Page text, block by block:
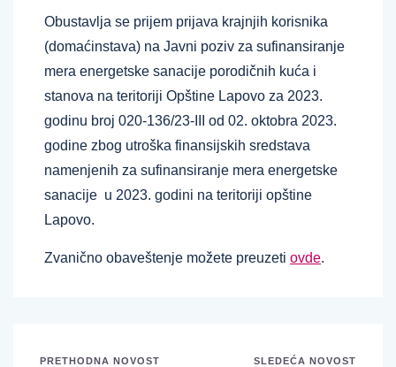
Obustavlja se prijem prijava krajnjih korisnika
(domaćinstava) na Javni poziv za sufinansiranje
mera energetske sanacije porodičnih kuća i
stanova na teritoriji Opštine Lapovo za 2023.
godinu broj 020-136/23-III od 02. oktobra 2023.
godine zbog utroška finansijskih sredstava
namenjenih za sufinansiranje mera energetske
sanacije u 2023. godini na teritoriji opštine
Lapovo.
Zvanično obaveštenje možete preuzeti ovde.
PRETHODNA NOVOST SLEDEĆA NOVOST